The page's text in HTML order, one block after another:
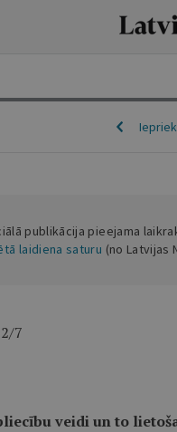
publikācija pieejama
laidiena saturu (no Latvijas
7
veidi un to